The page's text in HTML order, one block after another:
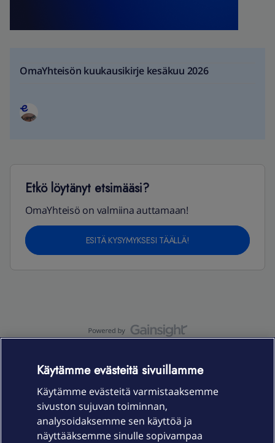
OmaYhteisön kuukausikirje kesäkuu 2026
Etkö löytänyt etsimääsi?
OmaYhteisö on valmiina auttamaan!
ESITÄ KYSYMYKSESI TÄÄLLÄ!
Laitteet & liittymät
Käytämme evästeitä sivuillamme
Käytämme evästeitä varmistaaksemme
sivuston sujuvan toiminnan,
analysoidaksemme sen käyttöä ja
näyttääksemme sinulle sopivampaa